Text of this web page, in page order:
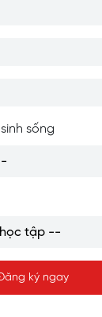
tập viết
sống
ký ngay